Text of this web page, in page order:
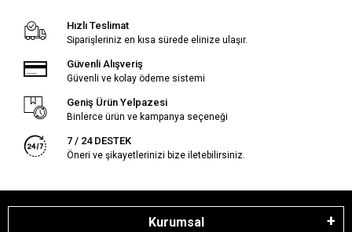
Hızlı Teslimat
Siparişleriniz en kısa sürede elinize ulaşır.
Güvenli Alışveriş
Güvenli ve kolay ödeme sistemi
Geniş Ürün Yelpazesi
Binlerce ürün ve kampanya seçeneği
7 / 24 DESTEK
Öneri ve şikayetlerinizi bize iletebilirsiniz.
Kurumsal